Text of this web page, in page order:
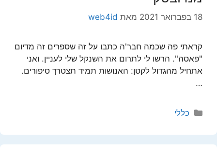
18 בפברואר 2021 מאת web4id
קראתי פה שכמה חבר'ה כתבו על זה שספרים זה מדיום
"פאסה". הרשו לי לתרום את השנקל שלי לעניין. ואני
אתחיל מהגדול לקטן: האנושות תמיד תצטרך סיפורים.
…
קטגוריות
כללי